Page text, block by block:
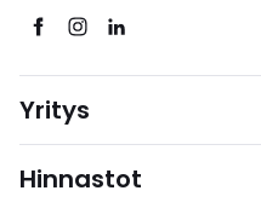
Yritys
Hinnastot